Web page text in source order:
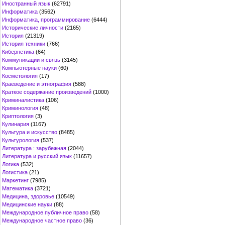
Иностранный язык (62791)
Информатика (3562)
Информатика, программирование (6444)
Исторические личности (2165)
История (21319)
История техники (766)
Кибернетика (64)
Коммуникации и связь (3145)
Компьютерные науки (60)
Косметология (17)
Краеведение и этнография (588)
Краткое содержание произведений (1000)
Криминалистика (106)
Криминология (48)
Криптология (3)
Кулинария (1167)
Культура и искусство (8485)
Культурология (537)
Литература : зарубежная (2044)
Литература и русский язык (11657)
Логика (532)
Логистика (21)
Маркетинг (7985)
Математика (3721)
Медицина, здоровье (10549)
Медицинские науки (88)
Международное публичное право (58)
Международное частное право (36)